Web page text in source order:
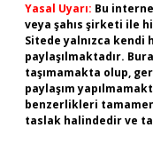
Yasal Uyarı: Bu
veya şahıs şirketi ile
Sitede yalnızca kendi
paylaşılmaktadır.
taşımamakta olup,
paylaşım
benzerlikleri
taslak halindedir ve